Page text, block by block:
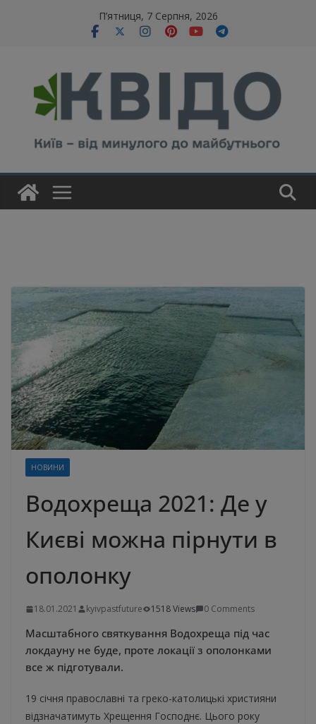
П’ятниця, 7 Серпня, 2026
НОВИНИ
Водохреща 2021: Де у
Києві можна пірнути в
ополонку
18.01.2021 kyivpastfuture 1518 Views 0 Comments
Масштабного святкування Водохреща під час
локдауну не буде, проте локації з ополонками
все ж підготували.
19 січня православні та греко-католицькі християни
відзначатимуть Хрещення Господнє. Цього року
modal-check